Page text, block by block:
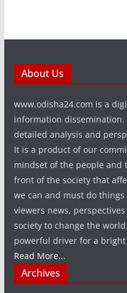
About Us
www.odisha24.com is a
information dissemination.
detailed analysis and
It is a product of our
mindset of the people and
front of the society that
we can and must do
viewers news,
society to change the
powerful driver for a
Read More...
Archives